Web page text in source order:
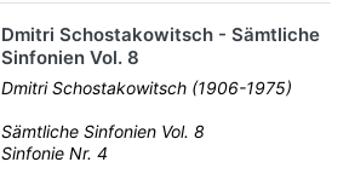
Dmitri Schostakowitsch - Sämtliche
Sinfonien Vol. 8
Dmitri Schostakowitsch (1906-1975)
Sämtliche Sinfonien Vol. 8
Sinfonie Nr. 4